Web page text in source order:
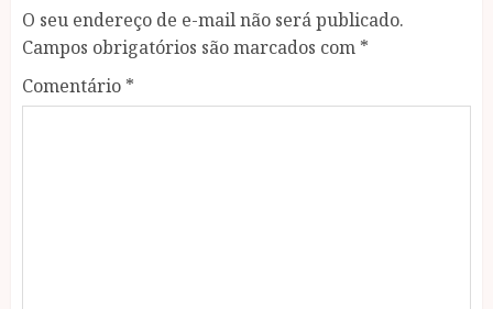
O seu endereço de e-mail não será publicado.
Campos obrigatórios são marcados com *
Comentário *